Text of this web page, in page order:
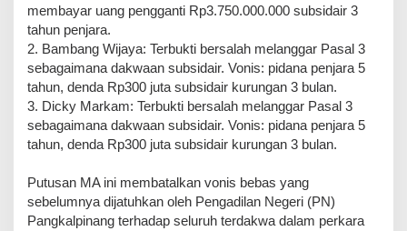
membayar uang pengganti Rp3.750.000.000 subsidair 3
tahun penjara.
2. Bambang Wijaya: Terbukti bersalah melanggar Pasal 3
sebagaimana dakwaan subsidair. Vonis: pidana penjara 5
tahun, denda Rp300 juta subsidair kurungan 3 bulan.
3. Dicky Markam: Terbukti bersalah melanggar Pasal 3
sebagaimana dakwaan subsidair. Vonis: pidana penjara 5
tahun, denda Rp300 juta subsidair kurungan 3 bulan.
Putusan MA ini membatalkan vonis bebas yang
sebelumnya dijatuhkan oleh Pengadilan Negeri (PN)
Pangkalpinang terhadap seluruh terdakwa dalam perkara